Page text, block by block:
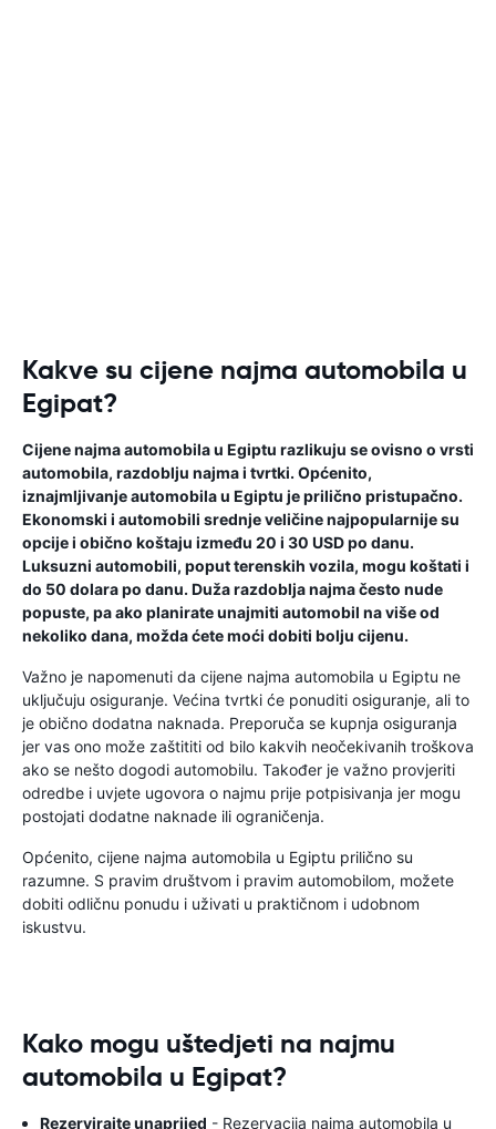
Kakve su cijene najma automobila u
Egipat?
Cijene najma automobila u Egiptu razlikuju se ovisno o vrsti
automobila, razdoblju najma i tvrtki. Općenito,
iznajmljivanje automobila u Egiptu je prilično pristupačno.
Ekonomski i automobili srednje veličine najpopularnije su
opcije i obično koštaju između 20 i 30 USD po danu.
Luksuzni automobili, poput terenskih vozila, mogu koštati i
do 50 dolara po danu. Duža razdoblja najma često nude
popuste, pa ako planirate unajmiti automobil na više od
nekoliko dana, možda ćete moći dobiti bolju cijenu.
Važno je napomenuti da cijene najma automobila u Egiptu ne
uključuju osiguranje. Većina tvrtki će ponuditi osiguranje, ali to
je obično dodatna naknada. Preporuča se kupnja osiguranja
jer vas ono može zaštititi od bilo kakvih neočekivanih troškova
ako se nešto dogodi automobilu. Također je važno provjeriti
odredbe i uvjete ugovora o najmu prije potpisivanja jer mogu
postojati dodatne naknade ili ograničenja.
Općenito, cijene najma automobila u Egiptu prilično su
razumne. S pravim društvom i pravim automobilom, možete
dobiti odličnu ponudu i uživati ​​u praktičnom i udobnom
iskustvu.
Kako mogu uštedjeti na najmu
automobila u Egipat?
Rezervirajte unaprijed - Rezervacija najma automobila u